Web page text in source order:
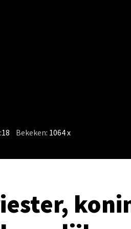
Bekeken: 1064 x